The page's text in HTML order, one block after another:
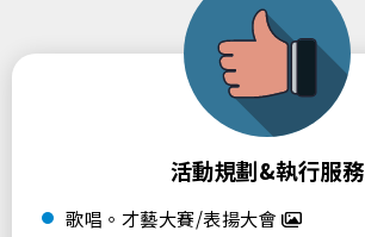
活動規劃&執行服務
歌唱。才藝大賽/表揚大會